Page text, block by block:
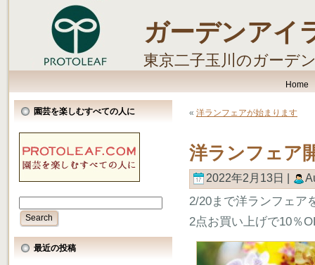
ガーデンアイ
東京二子玉川のガーデ
Home
園芸を楽しむすべての人に
最近の投稿
« 洋ランフェアが始まります
洋ランフェア
2022年2月13日 |
2/20まで洋ランフェア
2点お買い上げで10％